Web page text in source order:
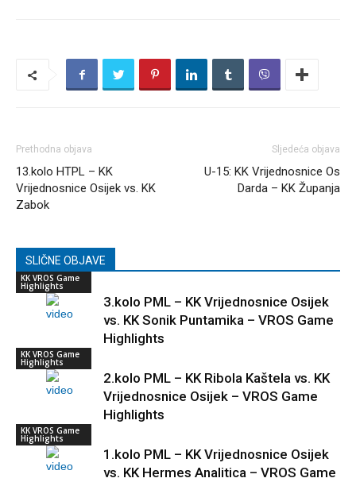
Prethodna objava
13.kolo HTPL – KK
Vrijednosnice Osijek vs. KK
Zabok
Sljedeća objava
U-15: KK Vrijednosnice Os
Darda – KK Županja
SLIČNE OBJAVE
KK VROS Game
Highlights
3.kolo PML – KK Vrijednosnice Osijek
vs. KK Sonik Puntamika – VROS Game
Highlights
KK VROS Game
Highlights
2.kolo PML – KK Ribola Kaštela vs. KK
Vrijednosnice Osijek – VROS Game
Highlights
KK VROS Game
Highlights
1.kolo PML – KK Vrijednosnice Osijek
vs. KK Hermes Analitica – VROS Game